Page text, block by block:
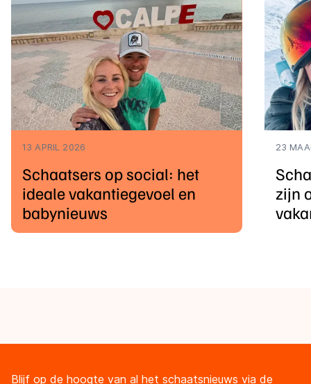
13 APRIL 2026
Schaatsers op social: het
ideale vakantiegevoel en
babynieuws
23
zijn
Blijf op de hoogte van al het schaatsnieuws via de